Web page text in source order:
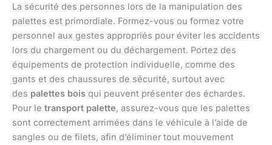
La sécurité des personnes lors de la manipulation des
palettes est primordiale. Formez-vous ou formez votre
personnel aux gestes appropriés pour éviter les accidents
lors du chargement ou du déchargement. Portez des
équipements de protection individuelle, comme des
gants et des chaussures de sécurité, surtout avec
des palettes bois qui peuvent présenter des échardes.
Pour le transport palette, assurez-vous que les palettes
sont correctement arrimées dans le véhicule à l’aide de
sangles ou de filets, afin d’éliminer tout mouvement